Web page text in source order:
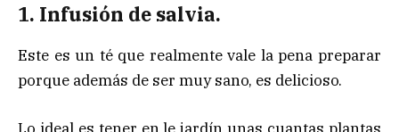
1. Infusión de salvia.
Este es un té que realmente vale la pena preparar
porque además de ser muy sano, es delicioso.